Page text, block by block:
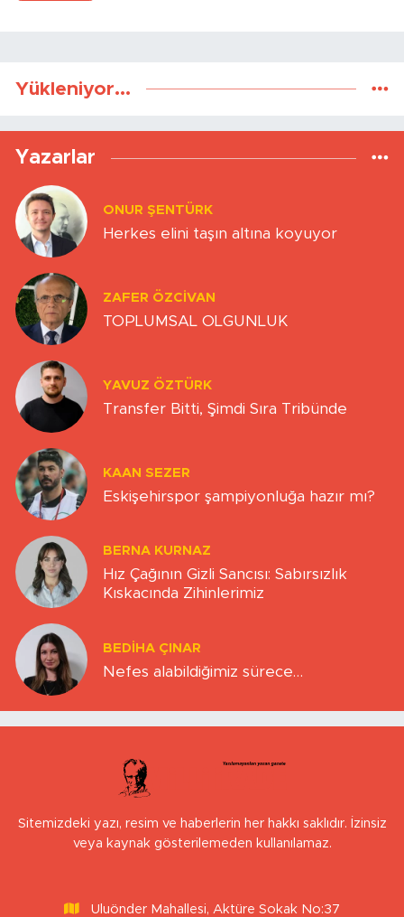
Yükleniyor...
Yazarlar
ONUR ŞENTÜRK
Herkes elini taşın altına koyuyor
ZAFER ÖZCIVAN
TOPLUMSAL OLGUNLUK
YAVUZ ÖZTÜRK
Transfer Bitti, Şimdi Sıra Tribünde
KAAN SEZER
Eskişehirspor şampiyonluğa hazır mı?
BERNA KURNAZ
Hız Çağının Gizli Sancısı: Sabırsızlık
Kıskacında Zihinlerimiz
BEDIHA ÇINAR
Nefes alabildiğimiz sürece…
Sitemizdeki yazı, resim ve haberlerin her hakkı saklıdır. İzinsiz
veya kaynak gösterilemeden kullanılamaz.
Uluönder Mahallesi, Aktüre Sokak No:37